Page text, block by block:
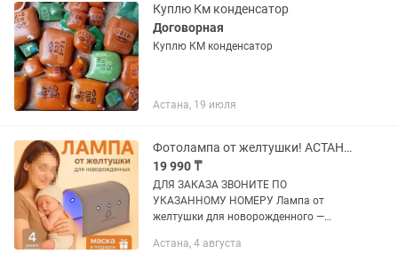
переключатели пр2, 5,...
Куплю Км конденсатор
Договорная
Куплю КМ конденсатор
Астана, 19 июля
Фотолампа от желтушки! АСТАНА ТӨМЕН БАҒАДА!
19 990 ₸
ДЛЯ ЗАКАЗА ЗВОНИТЕ ПО
УКАЗАННОМУ НОМЕРУ Лампа от
желтушки для новорожденного —
от желтушки — современное,
Астана, 4 августа